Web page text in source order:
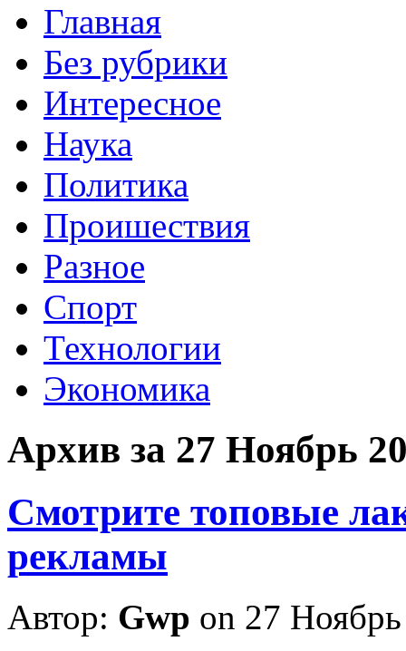
Главная
Без рубрики
Интересное
Наука
Политика
Проишествия
Разное
Спорт
Технологии
Экономика
Архив за 27 Ноябрь
Смотрите топовые
рекламы
Автор: Gwp on 27